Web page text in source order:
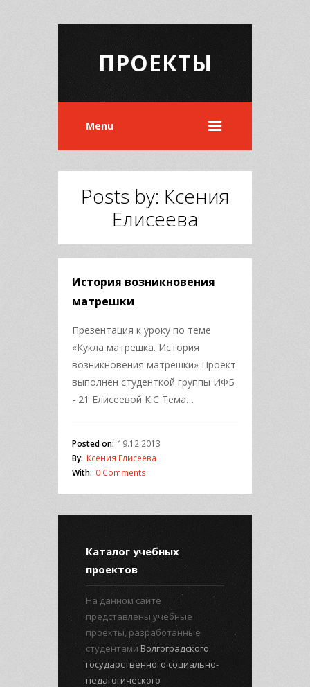
ПРОЕКТЫ
Menu
Posts by: Ксения
Елисеева
История возникновения
матрешки
Презентация к уроку по теме
«Кукла матрешка. История
возникновения матрешки» Проект
выполнен студенткой группы ИФБ
- 21 Елисеевой К.С Тема…
Posted on: 19.12.2013
By: Ксения Елисеева
With: 0 Comments
Каталог учебных
проектов
На данном сайте
представлены учебные
проекты, разработанные
студентами Волгоградского
государственного социально-
педагогического